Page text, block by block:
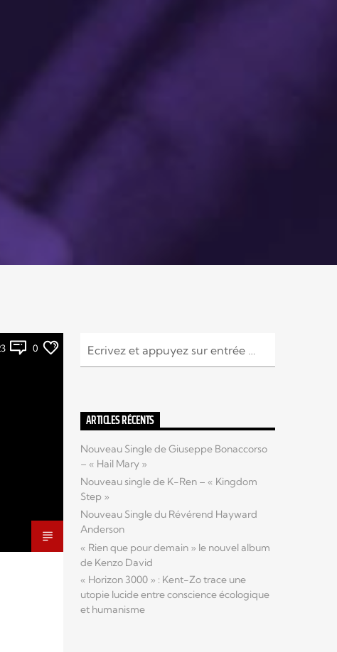
0
ARTICLES RÉCENTS
Nouveau Single de Giuseppe Bonaccorso
– « Hail Mary »
Nouveau single de K-Ren – « Kingdom
Step »
Nouveau Single du Révérend Hayward
Anderson
« Rien que pour demain » le nouvel album
de Kenzo David
« Horizon 3000 » : Kent-Zo trace une
utopie lucide entre conscience écologique
et humanisme